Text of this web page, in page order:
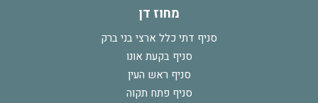
מחוז דן
סניף דתי כלל ארצי בני ברק
סניף בקעת אונו
סניף ראש העין
סניף פתח תקוה